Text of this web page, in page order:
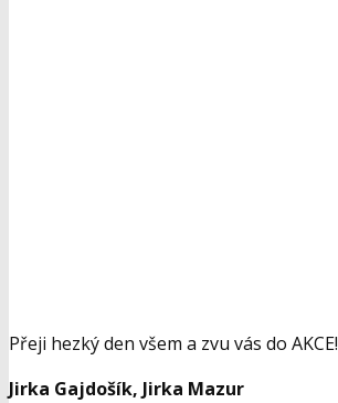
Přeji hezký den všem a zvu vás do AKCE!
Jirka Gajdošík, Jirka Mazur